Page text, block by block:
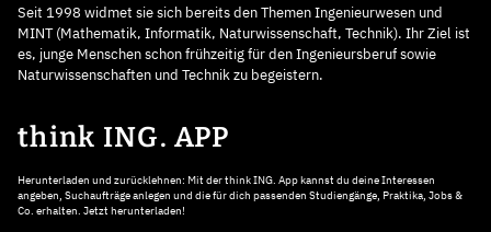
Seit 1998 widmet sie sich bereits den Themen Ingenieurwesen und
MINT (Mathematik, Informatik, Naturwissenschaft, Technik). Ihr Ziel ist
es, junge Menschen schon frühzeitig für den Ingenieursberuf sowie
Naturwissenschaften und Technik zu begeistern.
think ING. APP
Herunterladen und zurücklehnen: Mit der think ING. App kannst du deine Interessen
angeben, Suchaufträge anlegen und die für dich passenden Studiengänge, Praktika, Jobs &
Co. erhalten. Jetzt herunterladen!